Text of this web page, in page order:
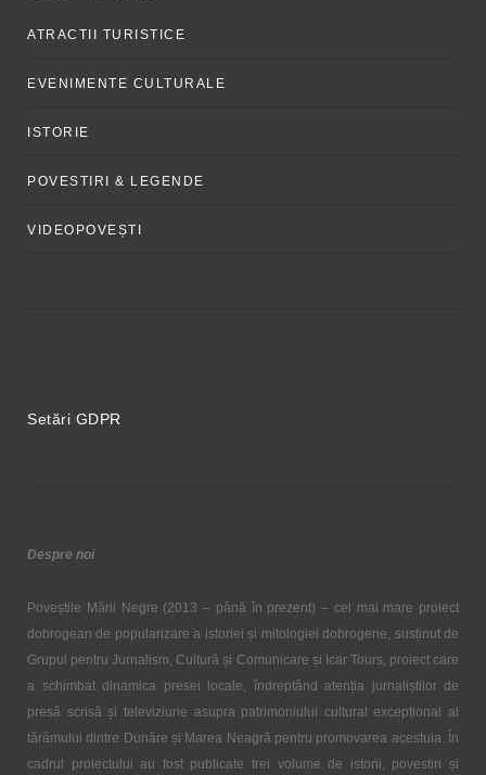
ATRACTII TURISTICE
EVENIMENTE CULTURALE
ISTORIE
POVESTIRI & LEGENDE
VIDEOPOVEȘTI
Setări GDPR
Despre noi
Poveștile Mării Negre (2013 – până în prezent) – cel mai mare proiect
dobrogean de popularizare a istoriei și mitologiei dobrogene, susținut de
Grupul pentru Jurnalism, Cultură și Comunicare și Icar Tours, proiect care
a schimbat dinamica presei locale, îndreptând atenția jurnaliștilor de
presă scrisă și televiziune asupra patrimoniului cultural excepțional al
tărâmului dintre Dunăre și Marea Neagră pentru promovarea acestuia. În
cadrul proiectului au fost publicate trei volume de istorii, povestiri și